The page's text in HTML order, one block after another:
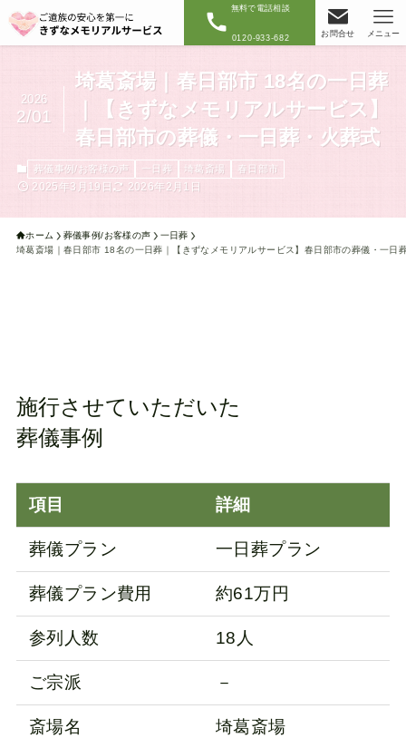
無料で電話相談
0120-933-682 お問合せ メニュー
埼葛斎場｜春日部市 18名の一日葬
｜【きずなメモリアルサービス】
春日部市の葬儀・一日葬・火葬式
2026
2/01
葬儀事例/お客様の声 一日葬 埼葛斎場 春日部市
2025年3月19日 2026年2月1日
ホーム 葬儀事例/お客様の声
一日葬
埼葛斎場｜春日部市 18名の一日葬｜【きずなメモリアルサービス】春日部市の葬儀・一日
施行させていただいた
葬儀事例
項目 詳細
葬儀プラン 一日葬プラン
葬儀プラン費用 約61万円
参列人数 18人
ご宗派 －
斎場名 埼葛斎場